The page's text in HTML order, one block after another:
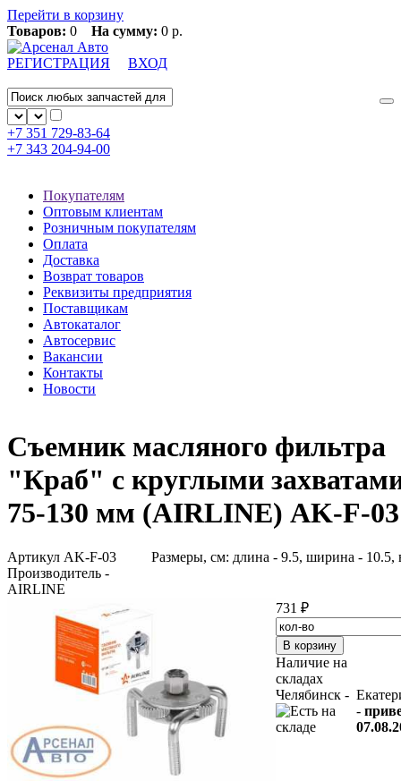
Перейти в корзину
Товаров: 0 На сумму: 0 р.
РЕГИСТРАЦИЯ ВХОД
+7 351 729-83-64
+7 343 204-94-00
Покупателям
Оптовым клиентам
Розничным покупателям
Оплата
Доставка
Возврат товаров
Реквизиты предприятия
Поставщикам
Автокаталог
Автосервис
Вакансии
Контакты
Новости
Съемник масляного фильтра
"Краб" с круглыми
75-130 мм (AIRLINE) AK-F-03
Артикул AK-F-03
Производитель -
AIRLINE
Размеры, см: длина - 9.5, ширина - 10.5,
731 ₽
Наличие на
складах
Челябинск -
-